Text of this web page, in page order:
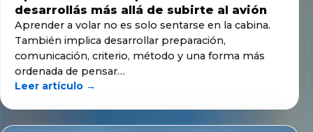
desarrollás más allá de subirte al avión
Aprender a volar no es solo sentarse en la cabina.
También implica desarrollar preparación,
comunicación, criterio, método y una forma más
ordenada de pensar…
Leer artículo →